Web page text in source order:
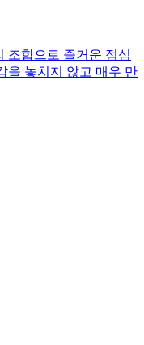
조합으로 즐거운 점심
을 놓치지 않고 매우 만